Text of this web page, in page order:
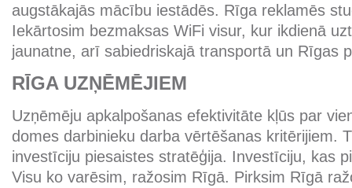
augstākajās mācību iestādēs. Rīga reklamēs
Iekārtosim bezmaksas WiFi visur, kur ikdienā
jaunatne, arī sabiedriskajā transportā un Rīgas
RĪGA UZŅĒMĒJIEM
Uzņēmēju apkalpošanas efektivitāte kļūs par
domes darbinieku darba vērtēšanas kritērijiem.
investīciju piesaistes stratēģija. Investīciju, kas
Visu ko varēsim, ražosim Rīgā. Pirksim Rīgā